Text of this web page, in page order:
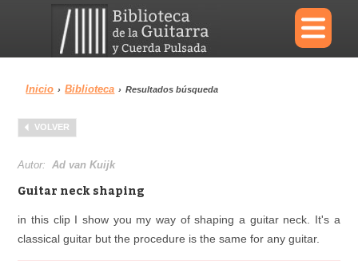
×
Menu
Biblioteca
Área personal Reproductor
Inicio › Biblioteca › Resultados búsqueda
VOLVER
Autor:Ad van Kuijk
Guitar neck shaping
in this clip I show you my way of shaping a guitar neck. It's a
classical guitar but the procedure is the same for any guitar.